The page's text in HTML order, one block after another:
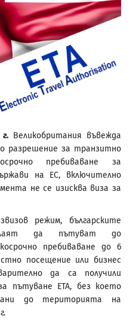
Великобритания въвежда
разрешение за транзитно
пребиваване за
на ЕС, включително
не се изисква виза за
режим, българските
да пътуват до
пребиваване до 6
посещение или бизнес
да са получили
пътуване ЕТА, без което
до територията на